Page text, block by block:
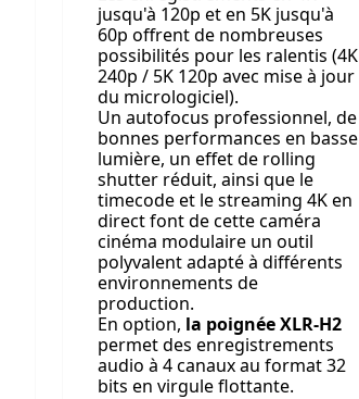
jusqu'à 120p et en 5K jusqu'à
60p offrent de nombreuses
possibilités pour les ralentis (4K
240p / 5K 120p avec mise à jour
du micrologiciel).
Un autofocus professionnel, de
bonnes performances en basse
lumière, un effet de rolling
shutter réduit, ainsi que le
timecode et le streaming 4K en
direct font de cette caméra
cinéma modulaire un outil
polyvalent adapté à différents
environnements de
production.
En option, la poignée XLR-H2
permet des enregistrements
audio à 4 canaux au format 32
bits en virgule flottante.